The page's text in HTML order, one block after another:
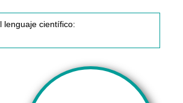
lenguaje científico: